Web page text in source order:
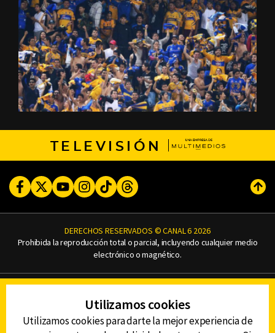
TELEVISIÓN
FacebookTwitterYoutubeInstagram
TikTokThreads
DERECHOS RESERVADOS © CANAL 6 2026
Prohibida la reproducción total o parcial, incluyendo cualquier medio
electrónico o magnético.
AVISO DE PRIVACIDAD
DEFENSORÍA DE LAS AUDIENCIAS
Utilizamos cookies
Utilizamos cookies para darte la mejor experiencia de